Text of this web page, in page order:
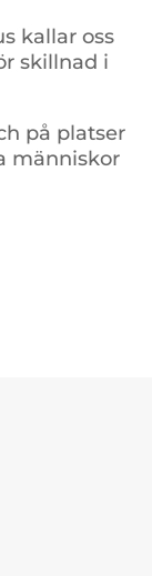
kallar oss
skillnad i
på platser
människor